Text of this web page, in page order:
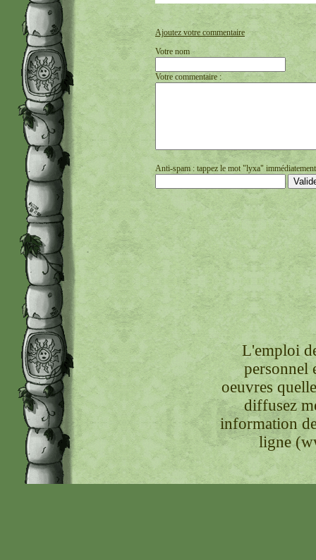
Ajoutez votre commentaire
Votre nom
Votre commentaire :
Anti-spam : tappez le mot "lyxa"
L'emploi
personnel
oeuvres
diffusez
information
ligne